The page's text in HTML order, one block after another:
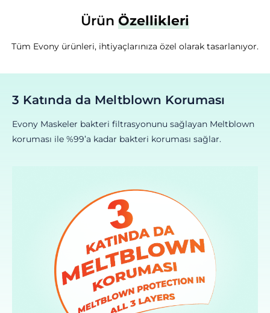
Ürün Özellikleri
Tüm Evony ürünleri, ihtiyaçlarınıza özel olarak tasarlanıyor.
3 Katında da Meltblown Koruması
Evony Maskeler bakteri filtrasyonunu sağlayan Meltblown
koruması ile %99’a kadar bakteri koruması sağlar.